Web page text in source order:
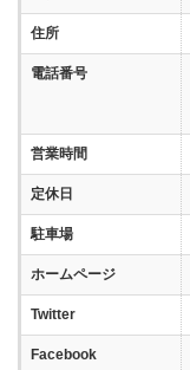
住所
電話番号
営業時間
定休日
駐車場
ホームページ
Twitter
Facebook